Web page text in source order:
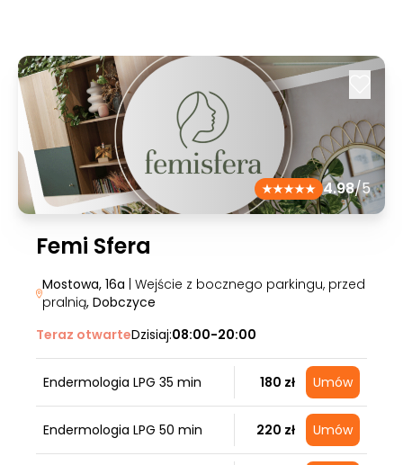
4.98/5
Femi Sfera
Mostowa, 16a | Wejście z bocznego parkingu, przed
pralnią, Dobczyce
Teraz otwarteDzisiaj:08:00-20:00
Endermologia LPG 35 min 180 zł Umów
Endermologia LPG 50 min 220 zł Umów